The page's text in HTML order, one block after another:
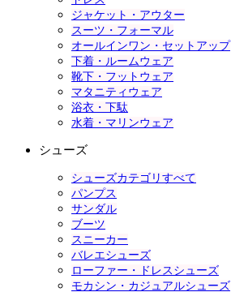
ジャケット・アウター
スーツ・フォーマル
オールインワン・セットアップ
下着・ルームウェア
靴下・フットウェア
マタニティウェア
浴衣・下駄
水着・マリンウェア
シューズ
シューズカテゴリすべて
パンプス
サンダル
ブーツ
スニーカー
バレエシューズ
ローファー・ドレスシューズ
モカシン・カジュアルシューズ